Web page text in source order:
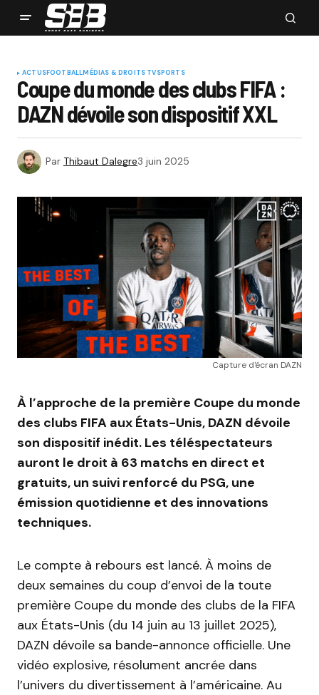
ACTUSFOOTBALLMÉDIAS & DROITS TVSPORTS
Coupe du monde des clubs FIFA :
DAZN dévoile son dispositif XXL
Par Thibaut Dalegre3 juin 2025
Capture d'écran DAZN
À l’approche de la première Coupe du monde
des clubs FIFA aux États-Unis, DAZN dévoile
son dispositif inédit. Les téléspectateurs
auront le droit à 63 matchs en direct et
gratuits, un suivi renforcé du PSG, une
émission quotidienne et des innovations
techniques.
Le compte à rebours est lancé. À moins de
deux semaines du coup d’envoi de la toute
première Coupe du monde des clubs de la FIFA
aux États-Unis (du 14 juin au 13 juillet 2025),
DAZN dévoile sa bande-annonce officielle. Une
vidéo explosive, résolument ancrée dans
l’univers du divertissement à l’américaine. Au